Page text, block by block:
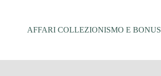
AFFARI COLLEZIONISMO E BONUS